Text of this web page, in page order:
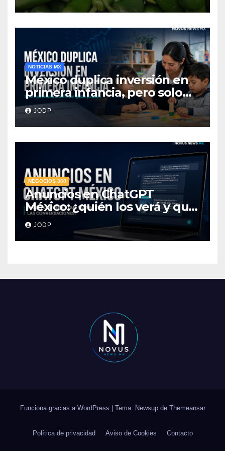
hospitalizados
NOTICIAS MX
México duplica inversión en
primera infancia, pero solo
destina 2.53% del gasto
público
JODP
NEGOCIOS 360
Anuncios en ChatGPT
México: ¿quién los verá y qué
pasará con las
conversaciones?
JODP
Funciona gracias a WordPress Tema: Newsup de Themeansar
Política de privacidad Aviso de Cookies Contacto